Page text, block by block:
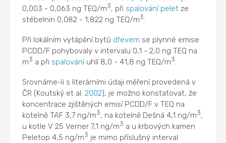
0,003 - 0,063 ng TEQ/m3, při spalování pelet ze
stébelnin 0,082 - 1,822 ng TEQ/m3
Při lokálním vytápění bytů dřevem se plynné emise
PCDD/F pohybovaly v intervalu 0,1 - 2,0 ng TEQ na
m3 a při spalováníuhlí 8,0 - 41,8 ng TEQ/m3
Srovnáme-li s literárními údaji měření provedená v
ČR (Koutský et al.2002), je možno konstatovat, že
koncentrace zjištěných emisí PCDD/F v TEQ na
kotelně TAF 3,7 ng/m3, na kotelně Dešná 4,1 ng/m3,
u kotle V 25 Verner 7,1 ng/m3 a u krbových kamen
Peletop 4,5 ng/m3 je mimo příslušný interval